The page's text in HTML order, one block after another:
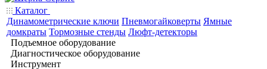
Каталог
Динамометрические ключи Пневмогайковерты Ямные
домкраты Тормозные стенды Люфт-детекторы
Подъемное оборудование
Диагностическое оборудование
Инструмент